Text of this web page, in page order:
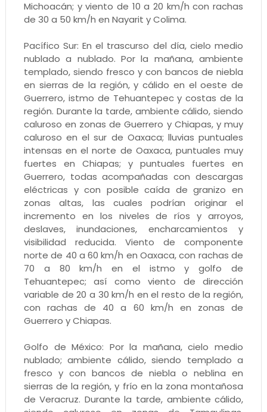
Michoacán; y viento de 10 a 20 km/h con rachas
de 30 a 50 km/h en Nayarit y Colima.
Pacífico Sur: En el trascurso del día, cielo medio
nublado a nublado. Por la mañana, ambiente
templado, siendo fresco y con bancos de niebla
en sierras de la región, y cálido en el oeste de
Guerrero, istmo de Tehuantepec y costas de la
región. Durante la tarde, ambiente cálido, siendo
caluroso en zonas de Guerrero y Chiapas, y muy
caluroso en el sur de Oaxaca; lluvias puntuales
intensas en el norte de Oaxaca, puntuales muy
fuertes en Chiapas; y puntuales fuertes en
Guerrero, todas acompañadas con descargas
eléctricas y con posible caída de granizo en
zonas altas, las cuales podrían originar el
incremento en los niveles de ríos y arroyos,
deslaves, inundaciones, encharcamientos y
visibilidad reducida. Viento de componente
norte de 40 a 60 km/h en Oaxaca, con rachas de
70 a 80 km/h en el istmo y golfo de
Tehuantepec; así como viento de dirección
variable de 20 a 30 km/h en el resto de la región,
con rachas de 40 a 60 km/h en zonas de
Guerrero y Chiapas.
Golfo de México: Por la mañana, cielo medio
nublado; ambiente cálido, siendo templado a
fresco y con bancos de niebla o neblina en
sierras de la región, y frío en la zona montañosa
de Veracruz. Durante la tarde, ambiente cálido,